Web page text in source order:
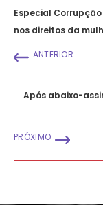
Especial
nos direitos da
ANTERIOR
Após abaixo-
PRÓXIMO